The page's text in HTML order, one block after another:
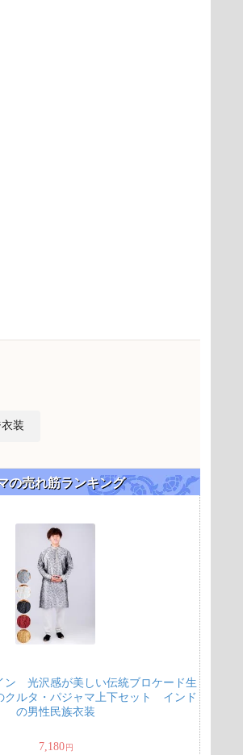
装
の売れ筋ランキング
ン 光沢感が美しい伝統ブロケード生
ルタ・パジャマ上下セット インド
の男性民族衣装
7,180 円